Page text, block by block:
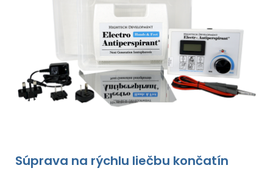
Súprava na rýchlu liečbu končatín